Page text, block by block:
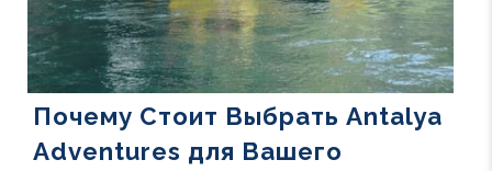
Почему Стоит Выбрать Antalya
Adventures для Вашего